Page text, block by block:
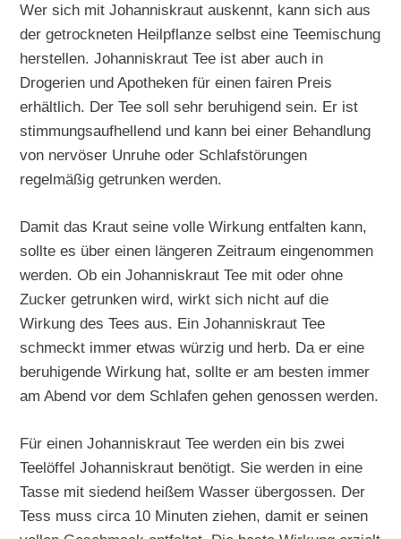
Wer sich mit Johanniskraut auskennt, kann sich aus
der getrockneten Heilpflanze selbst eine Teemischung
herstellen. Johanniskraut Tee ist aber auch in
Drogerien und Apotheken für einen fairen Preis
erhältlich. Der Tee soll sehr beruhigend sein. Er ist
stimmungsaufhellend und kann bei einer Behandlung
von nervöser Unruhe oder Schlafstörungen
regelmäßig getrunken werden.
Damit das Kraut seine volle Wirkung entfalten kann,
sollte es über einen längeren Zeitraum eingenommen
werden. Ob ein Johanniskraut Tee mit oder ohne
Zucker getrunken wird, wirkt sich nicht auf die
Wirkung des Tees aus. Ein Johanniskraut Tee
schmeckt immer etwas würzig und herb. Da er eine
beruhigende Wirkung hat, sollte er am besten immer
am Abend vor dem Schlafen gehen genossen werden.
Für einen Johanniskraut Tee werden ein bis zwei
Teelöffel Johanniskraut benötigt. Sie werden in eine
Tasse mit siedend heißem Wasser übergossen. Der
Tess muss circa 10 Minuten ziehen, damit er seinen